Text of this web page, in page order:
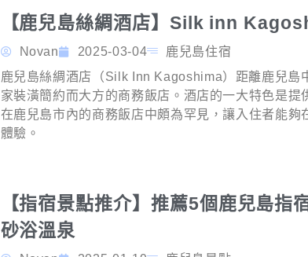
【鹿兒島絲綢酒店】Silk inn
Novan 2025-03-04
鹿兒島住宿
鹿兒島絲綢酒店（Silk Inn Kagoshima）距離鹿兒島
家裝潢簡約而大方的商務飯店。酒店的一大特色是提
在鹿兒島市內的商務飯店中頗為罕見，讓入住者能夠
體驗。
【指宿景點推介】推薦5個鹿兒島指
砂浴溫泉